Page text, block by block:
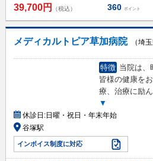
39,700円 （税込） 360 ポイント
メディカルトピア草加病院
（埼
特徴 当院は、
皆様の健康を
療、治療に励
▼
休診日:日曜・祝日・年末年始
谷塚駅
インボイス制度に対応